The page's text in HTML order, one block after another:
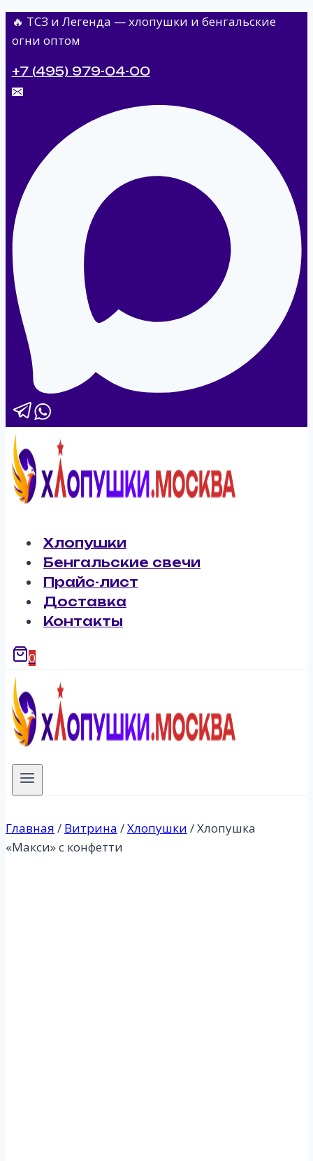
Перейти
🔥 ТСЗ и Легенда — хлопушки и бенгальские
огни оптом
+7 (495) 979-04-00
Хлопушки
Бенгальские свечи
Прайс-лист
Доставка
Контакты
0
Главная / Витрина /Хлопушки /Хлопушка
«Макси» с конфетти